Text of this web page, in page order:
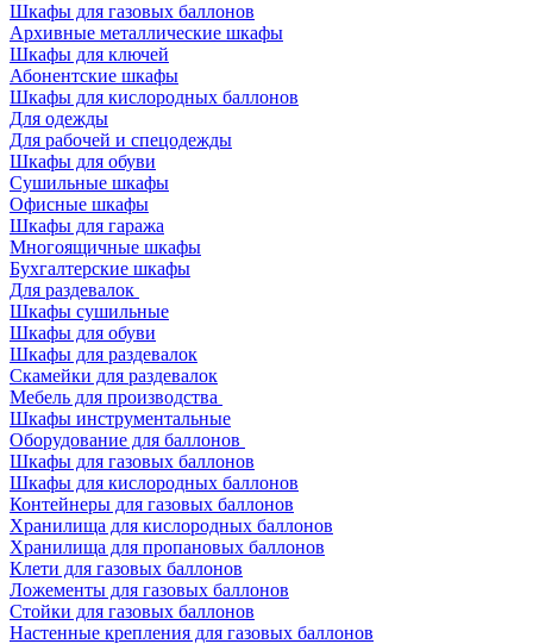
Шкафы для газовых баллонов
Архивные металлические шкафы
Шкафы для ключей
Абонентские шкафы
Шкафы для кислородных баллонов
Для одежды
Для рабочей и спецодежды
Шкафы для обуви
Сушильные шкафы
Офисные шкафы
Шкафы для гаража
Многоящичные шкафы
Бухгалтерские шкафы
Для раздевалок
Шкафы сушильные
Шкафы для обуви
Шкафы для раздевалок
Скамейки для раздевалок
Мебель для производства
Шкафы инструментальные
Оборудование для баллонов
Шкафы для газовых баллонов
Шкафы для кислородных баллонов
Контейнеры для газовых баллонов
Хранилища для кислородных баллонов
Хранилища для пропановых баллонов
Клети для газовых баллонов
Ложементы для газовых баллонов
Стойки для газовых баллонов
Настенные крепления для газовых баллонов